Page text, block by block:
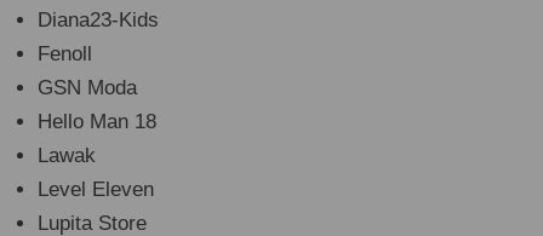
Diana23-Kids
Fenoll
GSN Moda
Hello Man 18
Lawak
Level Eleven
Lupita Store